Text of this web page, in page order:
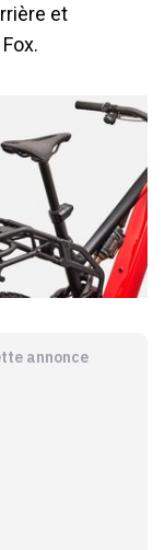
et
annonce